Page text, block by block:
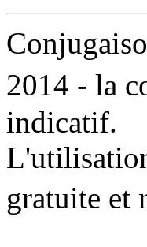
2014 - la
indicatif.
gratuite